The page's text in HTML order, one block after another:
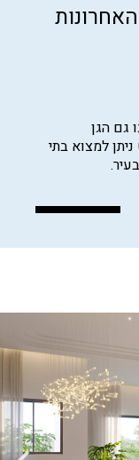
גם הגן
למצוא בתי